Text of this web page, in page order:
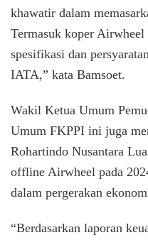
khawatir dalam
Termasuk koper
spesifikasi dan
IATA,” kata Bamsoet.
Wakil Ketua Umum
Umum FKPPI ini juga
Rohartindo Nusantara
offline Airwheel pada
dalam pergerakan
“Berdasarkan laporan